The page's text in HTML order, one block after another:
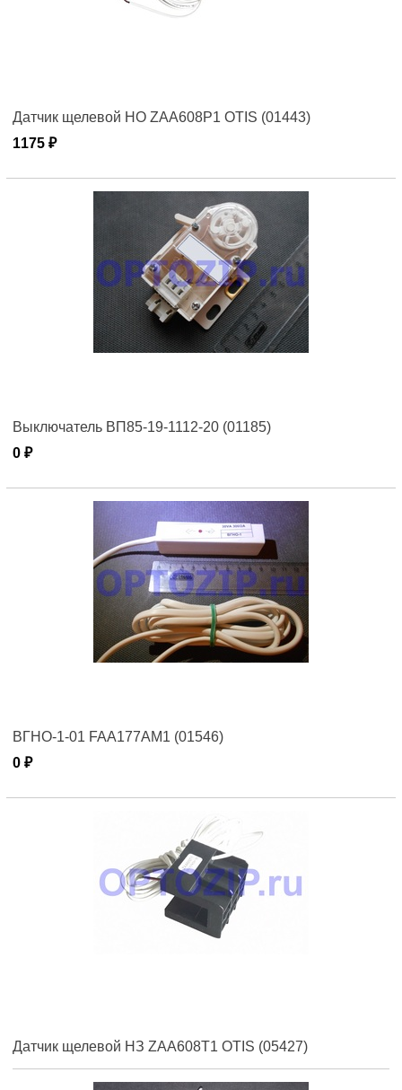
Датчик щелевой НО ZAA608P1 OTIS (01443)
1175 ₽
Выключатель ВП85-19-1112-20 (01185)
0 ₽
ВГНО-1-01 FAA177AM1 (01546)
0 ₽
Датчик щелевой НЗ ZAA608T1 OTIS (05427)